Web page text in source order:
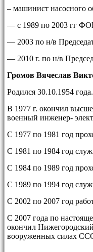
– машинист насосного
— с 1989 по 2003 гг
— 2003 по н/в
— 2010 г. по н/в
Громов Вячеслав
Родился 30.10.1954
В 1977 г. окончил
военный инженер-
С 1977 по 1981 год
С 1981 по 1984 год
С 1984 по 1989 год
С 1989 по 1994 год
С 2002 по 2007 год
С 2007 года по
окончил
вооруженных силах